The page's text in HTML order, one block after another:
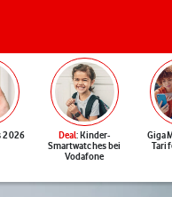
2026 Deal: Kinder-
Smartwatches bei
Vodafone